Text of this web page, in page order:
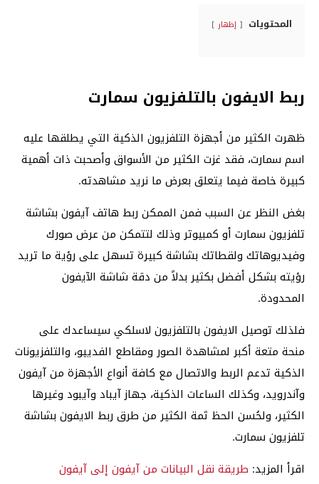
المحتويات إظهار
ربط الايفون بالتلفزيون سمارت
ظهرت الكثير من أجهزة التلفزيون الذكية التي يطلقها عليه
اسم سمارت، فقد غزت الكثير من الأسواق وأصحبت ذات أهمية
كبيرة خاصة فيما يتعلق بعرض ما نريد مشاهدته.
بغض النظر عن السبب فمن الممكن ربط هاتف آيفون بشاشة
تلفزيون سمارت أو كمبيوتر وذلك لتتمكن من عرض صورك
وفيديوهاتك ولقطاتك بشاشة كبيرة تسهل على رؤية ما تريد
رؤيته بشكل أفضل بكثير بدلاً من دقة شاشة الآيفون
المحدودة.
فلذلك توصيل الايفون بالتلفزيون لاسلكي سيساعدك على
منحة متعة أكبر لمشاهدة الصور ومقاطع الفدييو، والتلفزيونات
الذكية تدعم الربط والاتصال مع كافة أنواع الأجهزة من آيفون
وآندرويد، وكذلك الساعات الذكية، جهاز آيباد وآيبود وغيرها
الكثير، ولحُسن الحظ ثمة الكثير من طرق ربط الايفون بشاشة
تلفزيون سمارت.
اقرأ المزيد: طريقة نقل البيانات من آيفون إلى آيفون